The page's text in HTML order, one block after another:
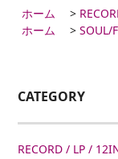
ホーム >
ホーム
> SOUL/
CATEGORY
RECORD / LP /